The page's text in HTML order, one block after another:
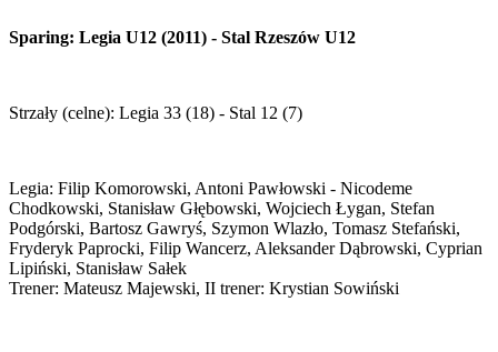
Sparing: Legia U12 (2011) - Stal Rzeszów U12
Strzały (celne): Legia 33 (18) - Stal 12 (7)
Legia: Filip Komorowski, Antoni Pawłowski - Nicodeme
Chodkowski, Stanisław Głębowski, Wojciech Łygan, Stefan
Podgórski, Bartosz Gawryś, Szymon Wlazło, Tomasz Stefański,
Fryderyk Paprocki, Filip Wancerz, Aleksander Dąbrowski, Cyprian
Lipiński, Stanisław Sałek
Trener: Mateusz Majewski, II trener: Krystian Sowiński